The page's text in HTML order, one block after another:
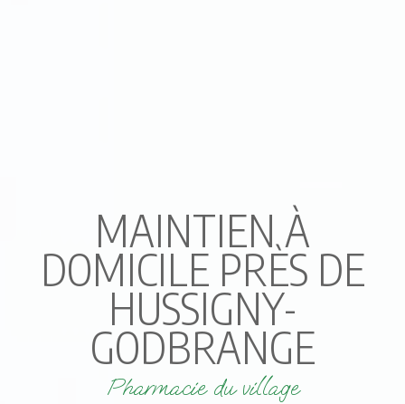
MAINTIEN À
DOMICILE PRÈS DE
HUSSIGNY-
GODBRANGE
Pharmacie du village